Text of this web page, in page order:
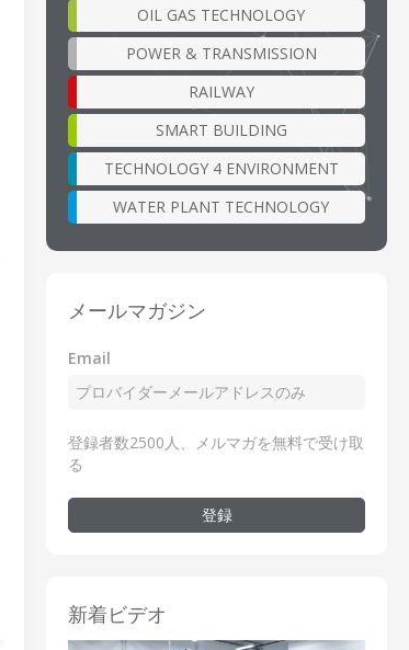
OIL GAS TECHNOLOGY
POWER & TRANSMISSION
RAILWAY
SMART BUILDING
TECHNOLOGY 4 ENVIRONMENT
WATER PLANT TECHNOLOGY
メールマガジン
Email
登録者数2500人、メルマガを無料で受け取
る
登録
新着ビデオ